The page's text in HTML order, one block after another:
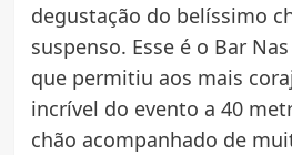
degustação do belíssimo
suspenso. Esse é o Bar
que permitiu aos mais
incrível do evento a 40
chão acompanhado de